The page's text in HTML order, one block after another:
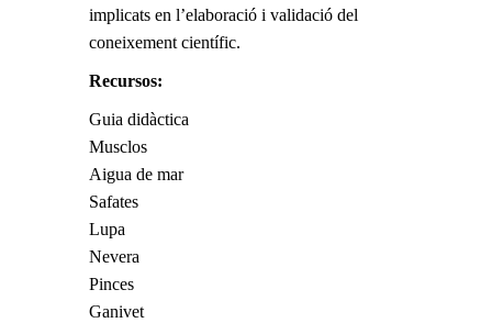
implicats en l’elaboració i validació del
coneixement científic.
Recursos:
Guia didàctica
Musclos
Aigua de mar
Safates
Lupa
Nevera
Pinces
Ganivet